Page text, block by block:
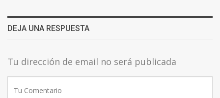
DEJA UNA RESPUESTA
Tu dirección de email no será publicada